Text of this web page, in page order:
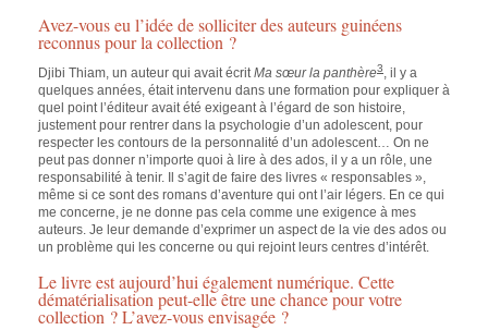
Avez-vous eu l’idée de solliciter des auteurs guinéens
reconnus pour la collection ?
Djibi Thiam, un auteur qui avait écritMa sœur la panthère3, il y a
quelques années, était intervenu dans une formation pour expliquer à
quel point l’éditeur avait été exigeant à l’égard de son histoire,
justement pour rentrer dans la psychologie d’un adolescent, pour
respecter les contours de la personnalité d’un adolescent… On ne
peut pas donner n’importe quoi à lire à des ados, il y a un rôle, une
responsabilité à tenir. Il s’agit de faire des livres « responsables »,
même si ce sont des romans d’aventure qui ont l’air légers. En ce qui
me concerne, je ne donne pas cela comme une exigence à mes
auteurs. Je leur demande d’exprimer un aspect de la vie des ados ou
un problème qui les concerne ou qui rejoint leurs centres d’intérêt.
Le livre est aujourd’hui également numérique. Cette
dématérialisation peut-elle être une chance pour votre
collection ? L’avez-vous envisagée ?